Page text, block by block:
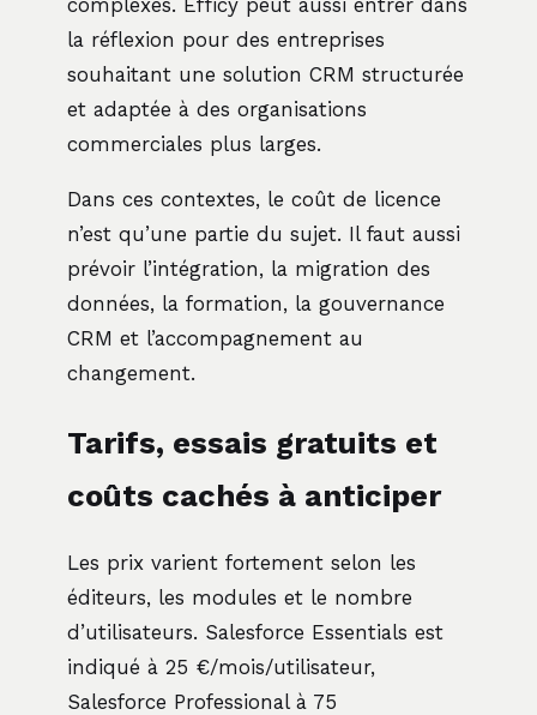
la réflexion pour des entreprises
souhaitant une solution CRM structurée
et adaptée à des organisations
commerciales plus larges.
Dans ces contextes, le coût de licence
n’est qu’une partie du sujet. Il faut aussi
prévoir l’intégration, la migration des
données, la formation, la gouvernance
CRM et l’accompagnement au
changement.
Tarifs, essais gratuits et
coûts cachés à anticiper
Les prix varient fortement selon les
éditeurs, les modules et le nombre
d’utilisateurs. Salesforce Essentials est
indiqué à 25 €/mois/utilisateur,
Salesforce Professional à 75